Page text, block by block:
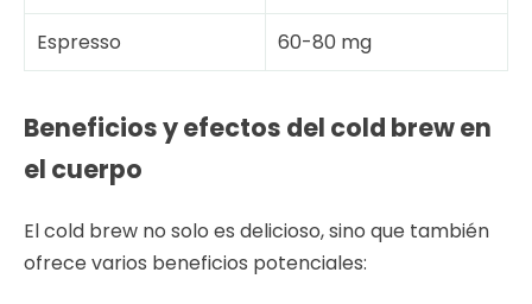
Espresso 60-80 mg
Beneficios y efectos del cold brew en
el cuerpo
El cold brew no solo es delicioso, sino que también
ofrece varios beneficios potenciales: